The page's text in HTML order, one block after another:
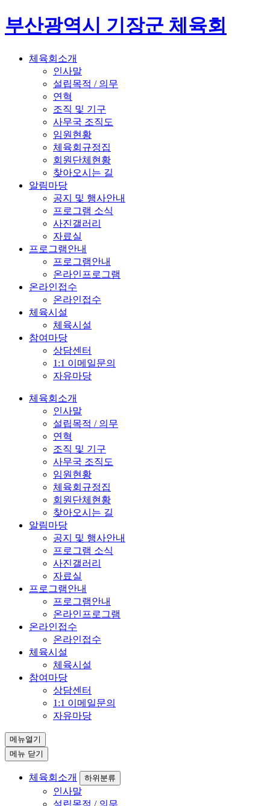
부산광역시 기장군 체육회
체육회소개
인사말
설립목적 / 의무
연혁
조직 및 기구
사무국 조직도
임원현황
체육회규정집
회원단체현황
찾아오시는 길
알림마당
공지 및 행사안내
프로그램 소식
사진갤러리
자료실
프로그램안내
프로그램안내
온라인프로그램
온라인접수
온라인접수
체육시설
체육시설
참여마당
상담센터
1:1 이메일문의
자유마당
체육회소개
인사말
설립목적 / 의무
연혁
조직 및 기구
사무국 조직도
임원현황
체육회규정집
회원단체현황
찾아오시는 길
알림마당
공지 및 행사안내
프로그램 소식
사진갤러리
자료실
프로그램안내
프로그램안내
온라인프로그램
온라인접수
온라인접수
체육시설
체육시설
참여마당
상담센터
1:1 이메일문의
자유마당
메뉴열기
메뉴 닫기
체육회소개 하위분류
인사말
설립목적 / 의무